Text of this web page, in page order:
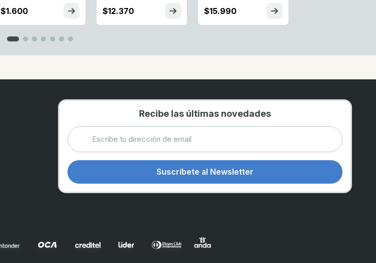
$1.600 $12.370 $15.990
Recibe las últimas novedades
Suscríbete al Newsletter